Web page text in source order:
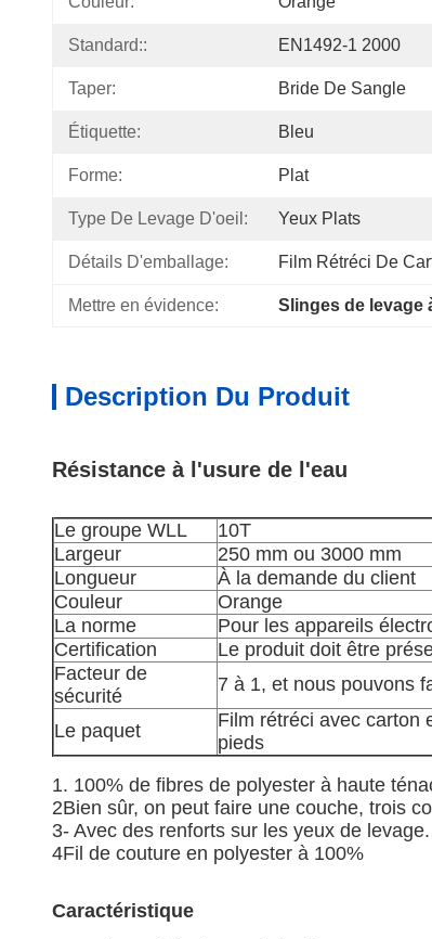
Standard:: EN1492-1 2000
Taper: Bride De Sangle
Étiquette: Bleu
Forme: Plat
Type De Levage D'oeil: Yeux Plats
Détails D'emballage: Film Rétréci De
Mettre en évidence: Slinges de levage
Description Du Produit
Résistance à l'usure de l'eau
Le groupe WLL
10T
Largeur
250 mm ou 3000 mm
Longueur
À la demande du client
Couleur
Orange
La norme
Pour les appareils
Certification
Le produit doit être
Facteur de
sécurité
7 à 1, et nous pouvons
Le paquet
Film rétréci avec carton
pieds
1. 100% de fibres de polyester à haute
2Bien sûr, on peut faire une couche, trois
3- Avec des renforts sur les yeux de levage.
4Fil de couture en polyester à 100%
Caractéristique